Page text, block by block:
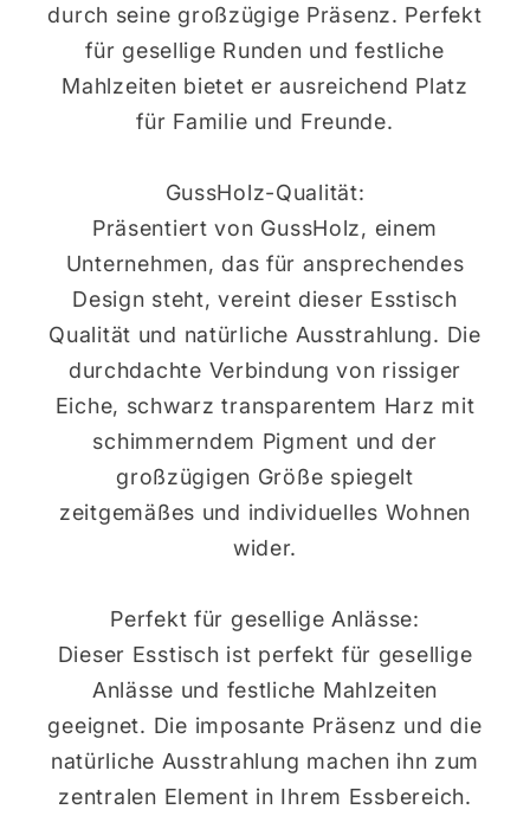
durch seine großzügige Präsenz. Perfekt
für gesellige Runden und festliche
Mahlzeiten bietet er ausreichend Platz
für Familie und Freunde.
GussHolz-Qualität:
Präsentiert von GussHolz, einem
Unternehmen, das für ansprechendes
Design steht, vereint dieser Esstisch
Qualität und natürliche Ausstrahlung. Die
durchdachte Verbindung von rissiger
Eiche, schwarz transparentem Harz mit
schimmerndem Pigment und der
großzügigen Größe spiegelt
zeitgemäßes und individuelles Wohnen
wider.
Perfekt für gesellige Anlässe:
Dieser Esstisch ist perfekt für gesellige
Anlässe und festliche Mahlzeiten
geeignet. Die imposante Präsenz und die
natürliche Ausstrahlung machen ihn zum
zentralen Element in Ihrem Essbereich.